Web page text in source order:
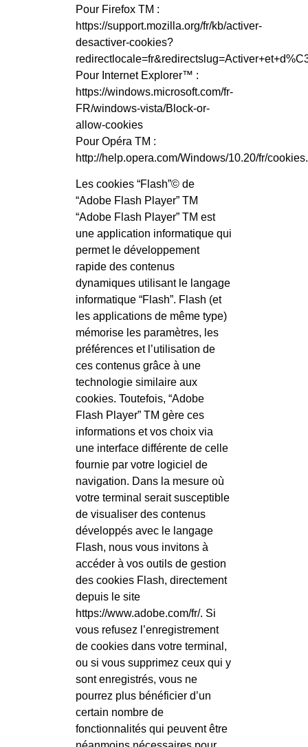
Pour Firefox TM :
https://support.mozilla.org/fr/kb/activer-
desactiver-cookies?
Pour Internet Explorer™ :
https://windows.microsoft.com/fr-
FR/windows-vista/Block-or-
allow-cookies
Pour Opéra TM :
http://help.opera.com/Windows/10.20/fr/
Les cookies “Flash”© de
“Adobe Flash Player” TM
“Adobe Flash Player” TM est
une application informatique qui
permet le développement
rapide des contenus
dynamiques utilisant le langage
informatique “Flash”. Flash (et
les applications de même type)
mémorise les paramètres, les
préférences et l’utilisation de
ces contenus grâce à une
technologie similaire aux
cookies. Toutefois, “Adobe
Flash Player” TM gère ces
informations et vos choix via
une interface différente de celle
fournie par votre logiciel de
navigation. Dans la mesure où
votre terminal serait susceptible
de visualiser des contenus
développés avec le langage
Flash, nous vous invitons à
accéder à vos outils de gestion
des cookies Flash, directement
depuis le site
https://www.adobe.com/fr/. Si
vous refusez l’enregistrement
de cookies dans votre terminal,
ou si vous supprimez ceux qui y
sont enregistrés, vous ne
pourrez plus bénéficier d’un
certain nombre de
fonctionnalités qui peuvent être